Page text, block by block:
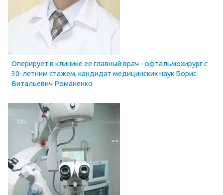
Оперирует в клинике её главный врач - офтальмохирург с
30-летним стажем, кандидат медицинских наук Борис
Витальевич Романенко